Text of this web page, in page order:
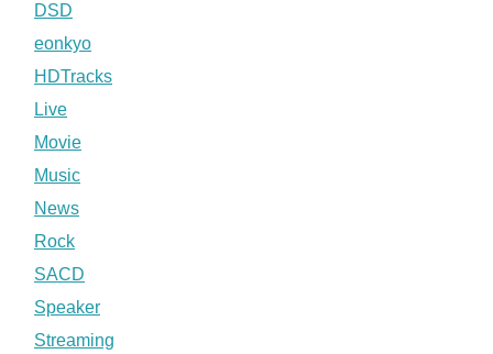
DSD
eonkyo
HDTracks
Live
Movie
Music
News
Rock
SACD
Speaker
Streaming